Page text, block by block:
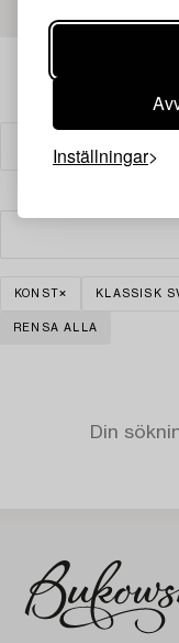
Inställningar
KONST KLASSISK
RENSA ALLA
Din